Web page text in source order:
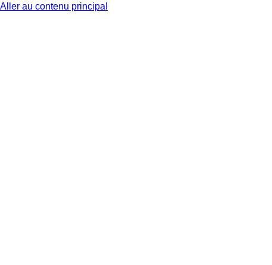
Aller au contenu principal